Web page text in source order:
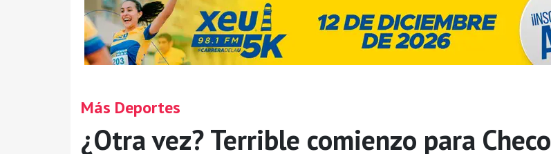
Más Deportes
¿Otra vez? Terrible comienzo para Checo